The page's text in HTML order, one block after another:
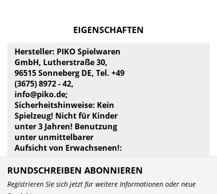
EIGENSCHAFTEN
Hersteller: PIKO Spielwaren
GmbH, Lutherstraße 30,
96515 Sonneberg DE, Tel. +49
(3675) 8972 - 42,
info@piko.de;
Sicherheitshinweise: Kein
Spielzeug! Nicht für Kinder
unter 3 Jahren! Benutzung
unter unmittelbarer
Aufsicht von Erwachsenen!:
RUNDSCHREIBEN ABONNIEREN
Registrieren Sie sich jetzt für weitere Informationen oder neue